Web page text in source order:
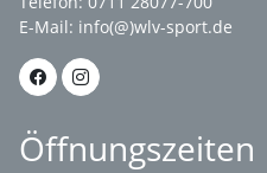
E-Mail: info(@)wlv-sport.de
Öffnungszeiten